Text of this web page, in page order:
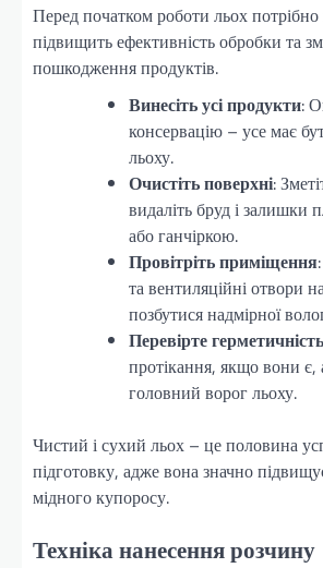
Перед початком роботи льох
підвищить ефективність обробки та
пошкодження продуктів.
Винесіть усі продукти:
консервацію – усе має
льоху.
Очистіть поверхні:
видаліть бруд і залишки
або ганчіркою.
Провітріть приміщення
та вентиляційні отвори
позбутися надмірної
Перевірте герметичність
протікання, якщо вони
головний ворог льоху.
Чистий і сухий льох – це половина
підготовку, адже вона значно
мідного купоросу.
Техніка нанесення розчину